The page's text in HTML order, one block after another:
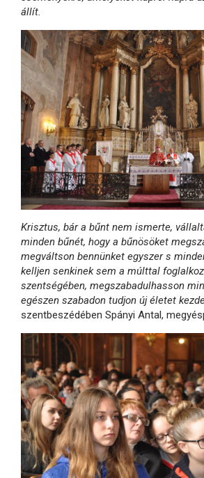
állít.
Krisztus, bár a bűnt nem ismerte,
minden bűnét, hogy a bűnösöket
megváltson bennünket egyszer s
kelljen senkinek sem a múlttal
szentségében, megszabadulhasson
egészen szabadon tudjon új életet
szentbeszédében Spányi Antal,